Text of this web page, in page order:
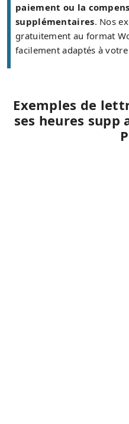
paiement ou la
supplémentaires. Nos
gratuitement au format
facilement adaptés à
Exemples de
ses heures